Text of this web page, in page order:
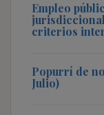
Empleo
criterios
Popurrí de
Julio)